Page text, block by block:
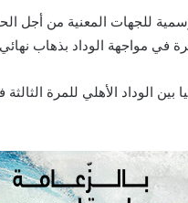
للجهات المعنية من أجل
مواجهة الوداد بذهاب نهائي دوري
بين الوداد الأهلي للمرة